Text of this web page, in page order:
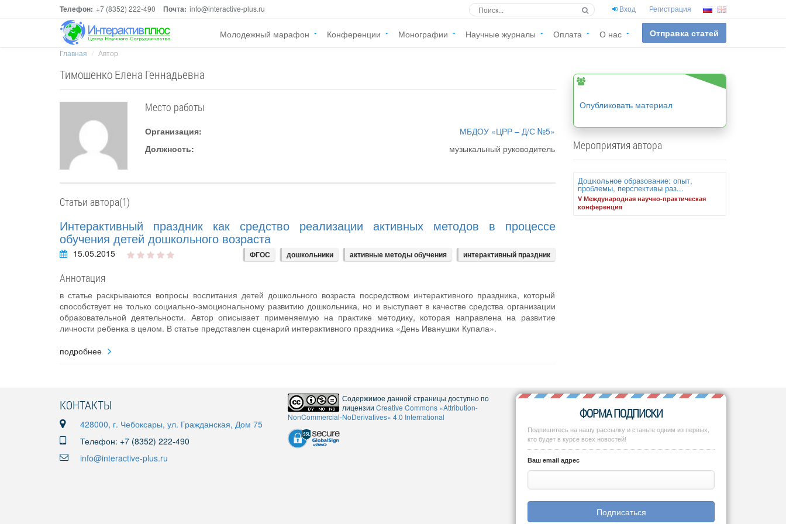
Телефон: +7 (8352) 222-490 Почта: info@interactive-plus.ru Вход Регистрация
Молодежный марафон Конференции Монографии Научные журналы Оплата О нас Отправка статей
Главная Автор
Тимошенко Елена Геннадьевна
Место работы
Организация:
МБДОУ «ЦРР – Д/С №5»
Должность:
музыкальный руководитель
Статьи автора(1)
Интерактивный праздник как средство реализации активных методов в процессе
обучения детей дошкольного возраста
15.05.2015 ФГОС дошкольники активные методы обучения интерактивный праздник
Аннотация
в статье раскрываются вопросы воспитания детей дошкольного возраста посредством интерактивного праздника, который
способствует не только социально-эмоциональному развитию дошкольника, но и выступает в качестве средства организации
образовательной деятельности. Автор описывает применяемую на практике методику, которая направлена на развитие
личности ребенка в целом. В статье представлен сценарий интерактивного праздника «День Иванушки Купала».
подробнее
Опубликовать материал
Мероприятия автора
Дошкольное образование: опыт,
проблемы, перспективы раз...
V Международная научно-практическая
конференция
КОНТАКТЫ
428000, г. Чебоксары, ул. Гражданская, Дом 75
Телефон: +7 (8352) 222-490
info@interactive-plus.ru
Содержимое данной страницы доступно по
лицензии Creative Commons «Attribution-
NonCommercial-NoDerivatives» 4.0 International
ФОРМА ПОДПИСКИ
Подпишитесь на нашу рассылку и станьте одним из первых,
кто будет в курсе всех новостей!
Ваш email адрес
Подписаться